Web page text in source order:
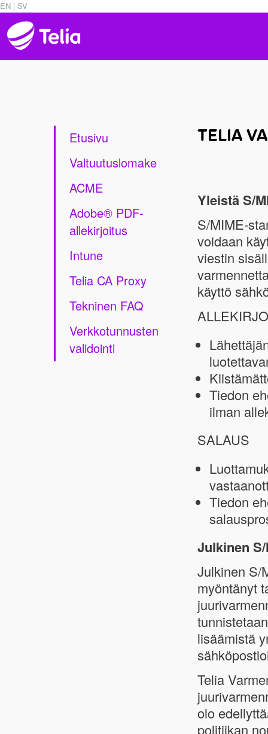
EN | SV
Etusivu
Valtuutuslomake
ACME
Adobe® PDF-
allekirjoitus
Intune
Telia CA Proxy
Tekninen FAQ
Verkkotunnusten
validointi
TELIA
Yleistä S/
S/MIME-
voidaan
viestin
käyttö
Tiedon
ilman
SALAUS
Tiedon
Julkinen
Julkinen S/
myöntänyt
lisäämistä
Telia
olo
politiikan